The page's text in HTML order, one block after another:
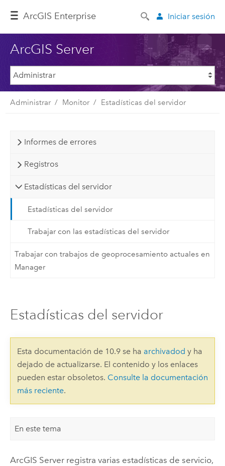
ArcGIS Enterprise Iniciar sesión
ArcGIS Server
Administrar Monitor Estadísticas del servidor
Informes de errores
Registros
Estadísticas del servidor
Estadísticas del servidor
Trabajar con las estadísticas del servidor
Trabajar con trabajos de geoprocesamiento actuales en
Manager
Estadísticas del servidor
Esta documentación de 10.9 se ha archivadod y ha
dejado de actualizarse. El contenido y los enlaces
pueden estar obsoletos. Consulte la documentación
más reciente.
En este tema
ArcGIS Serverregistra varias estadísticas de servicio,